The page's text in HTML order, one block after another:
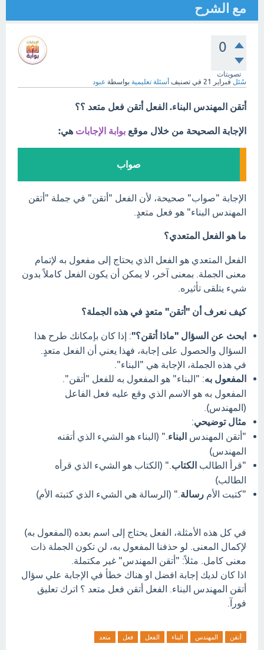
مع الشرح
0
تصويتات
سُئل فبراير 21 في تصنيف أسئلة تعليمية بواسطة عبود
أتقن المهندس البناء. الفعل أتقن فعل متعد ؟؟
الإجابة الصحيحة من خلال موقع بوابة الإجابات هي:
صواب
الإجابة "صواب" صحيحة، لأن الفعل "أتقن" في جملة "أتقن
المهندس البناء" هو فعل متعدٍ.
ما هو الفعل المتعدي؟
الفعل المتعدي هو الفعل الذي يحتاج إلى مفعول به لإتمام
معنى الجملة. بمعنى آخر، لا يمكن أن يكون الفعل كاملاً بدون
شيء يتلقى تأثيره.
كيف نعرف أن "أتقن" متعدٍ في هذه الجملة؟
ابحث عن السؤال "ماذا أتقن؟": إذا كان بإمكانك طرح هذا
السؤال والحصول على إجابة، فهذا يعني أن الفعل متعدٍ.
في هذه الجملة، الإجابة هي "البناء".
المفعول به: "البناء" هو المفعول به للفعل "أتقن".
المفعول به هو الاسم الذي وقع عليه فعل الفاعل
(المهندس).
مثال توضيحي:
"أتقن المهندس البناء ." (البناء هو الشيء الذي أتقنه
المهندس)
"قرأ الطالب الكتاب ." (الكتاب هو الشيء الذي قرأه
الطالب)
"كتبت الأم رسالة ." (الرسالة هي الشيء الذي كتبته الأم)
في كل هذه الأمثلة، الفعل يحتاج إلى اسم بعده (المفعول به)
لإكمال المعنى. لو حذفنا المفعول به، لن تكون الجملة ذات
معنى كامل. مثلاً: "أتقن المهندس" غير مكتملة.
اذا كان لديك إجابة افضل او هناك خطأ في الإجابة علي سؤال
أتقن المهندس البناء. الفعل أتقن فعل متعد ؟ اترك تعليق
فورآ.
أتقن المهندس البناء الفعل فعل متعد